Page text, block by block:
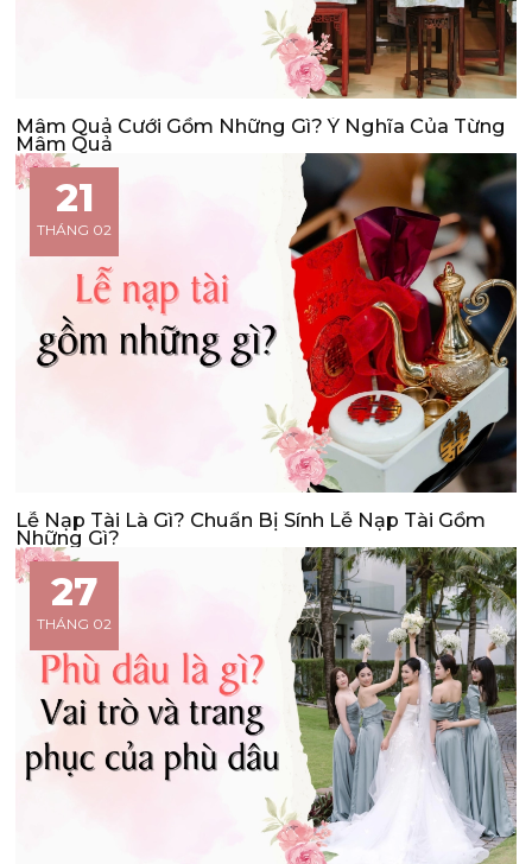
Mâm Quả Cưới Gồm Những Gì? Ý Nghĩa Của Từng
Mâm Quả
21
THÁNG 02
Lễ Nạp Tài Là Gì? Chuẩn Bị Sính Lễ Nạp Tài Gồm
Những Gì?
27
THÁNG 02